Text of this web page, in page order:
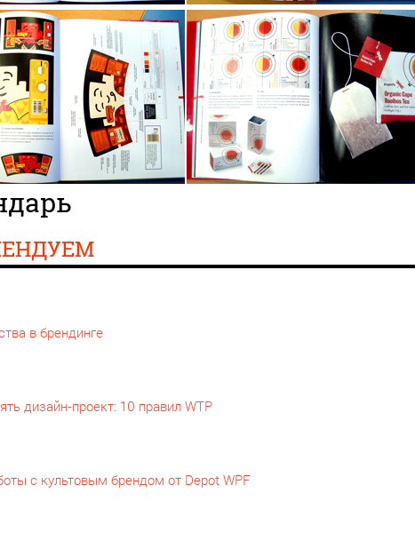
в брендинге
дизайн‑проект: 10 правил WTP
с культовым брендом от Depot WPF